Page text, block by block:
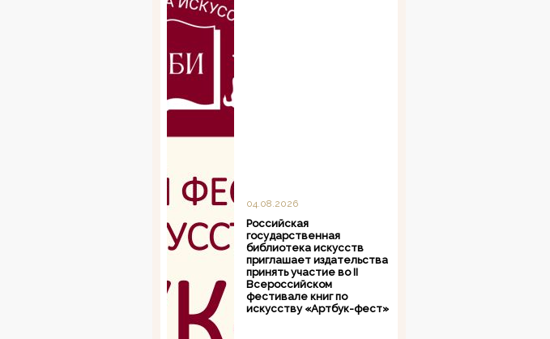
04.08.2026
Российская
государственная
библиотека искусств
приглашает издательства
принять участие во II
Всероссийском
фестивале книг по
искусству «Артбук-фест»